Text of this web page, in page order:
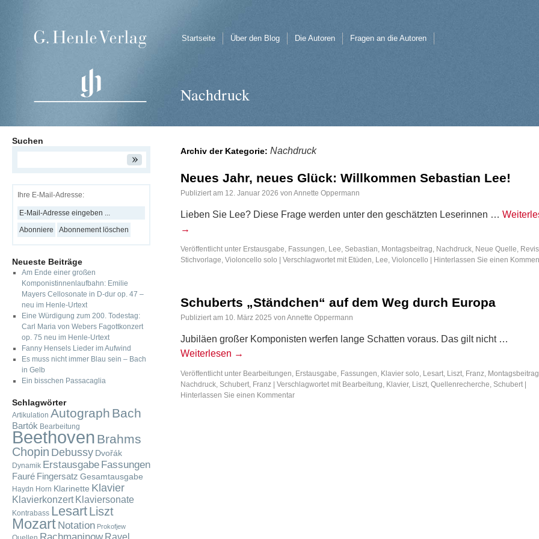
Startseite Über den Blog Die Autoren Fragen an die Autoren
Nachdruck
Archiv der Kategorie: Nachdruck
Neues Jahr, neues Glück: Willkommen Sebastian Lee!
Publiziert am 12. Januar 2026 von Annette Oppermann
Lieben Sie Lee? Diese Frage werden unter den geschätzten Leserinnen …
→
Veröffentlicht unter Erstausgabe, Fassungen, Lee, Sebastian, Montagsbeitrag, Nachdruck, Neue Quelle,
Stichvorlage, Violoncello solo Verschlagwortet mit Etüden, Lee, Violoncello Hinterlassen Sie einen
Schuberts „Ständchen“ auf dem Weg durch Europa
Publiziert am 10. März 2025 von Annette Oppermann
Jubiläen großer Komponisten werfen lange Schatten voraus. Das gilt nicht …
Weiterlesen →
Veröffentlicht unter Bearbeitungen, Erstausgabe, Fassungen, Klavier solo, Lesart, Liszt, Franz, Montagsbeitrag
Nachdruck, Schubert, Franz Verschlagwortet mit Bearbeitung, Klavier, Liszt, Quellenrecherche, Schubert
Hinterlassen Sie einen Kommentar
Suchen
Ihre E-Mail-Adresse:
Neueste Beiträge
Am Ende einer großen
Komponistinnenlaufbahn: Emilie
Mayers Cellosonate in D-dur op. 47 –
neu im Henle-Urtext
Eine Würdigung zum 200. Todestag:
Carl Maria von Webers Fagottkonzert
op. 75 neu im Henle-Urtext
Fanny Hensels Lieder im Aufwind
Es muss nicht immer Blau sein – Bach
in Gelb
Ein bisschen Passacaglia
Schlagwörter
Artikulation Autograph Bach
Bartók Bearbeitung
Beethoven Brahms
Chopin Debussy Dvořák
Dynamik Erstausgabe Fassungen
Fauré Fingersatz Gesamtausgabe
Haydn Horn Klarinette Klavier
Klavierkonzert Klaviersonate
Kontrabass LesartLiszt
Mozart Notation Prokofjew
Ravel